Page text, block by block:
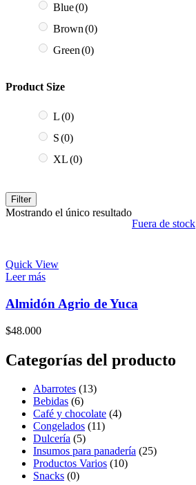
Blue(0)
Brown(0)
Green(0)
Product Size
L(0)
S(0)
XL(0)
Filter
Mostrando el único resultado
Fuera de stock
Quick View
Leer más
Almidón Agrio de Yuca
$48.000
Categorías del producto
Abarrotes (13)
Bebidas (6)
Café y chocolate (4)
Congelados (11)
Dulcería (5)
Insumos para panadería (25)
Productos Varios (10)
Snacks (0)